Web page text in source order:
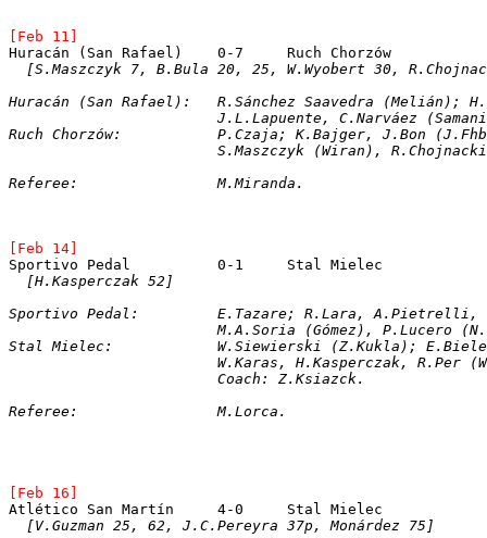
[Feb 11]
Huracán (San Rafael)	0-7	Ruch Chorzów
[S.Maszczyk 7, B.Bula 20, 25, W.Wyobert 30,
Huracán (San Rafael):	R.Sánchez
J.L.Lapuente, C.Narváez
Ruch Chorzów:		P.Czaja; K.Bajger,
S.Maszczyk (Wiran),
Referee:		M.Miranda.
[Feb 14]
Sportivo Pedal 		0-1	Stal Mielec
[H.Kasperczak 52]
Sportivo Pedal:		E.Tazare; R.Lara,
M.A.Soria (Gómez), P.Lucero
Stal Mielec:		W.Siewierski
W.Karas, H.Kasperczak, R.Per
			Coach: Z.Ksiazck.
Referee:		M.Lorca.
[Feb 16]
Atlético San Martín	4-0	Stal Mielec
[V.Guzman 25, 62, J.C.Pereyra 37p, Monárdez 75]